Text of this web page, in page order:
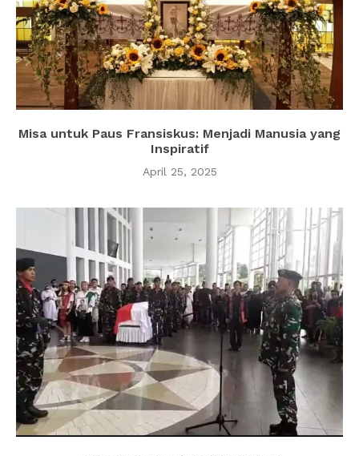
Misa untuk Paus Fransiskus: Menjadi Manusia yang
Inspiratif
April 25, 2025